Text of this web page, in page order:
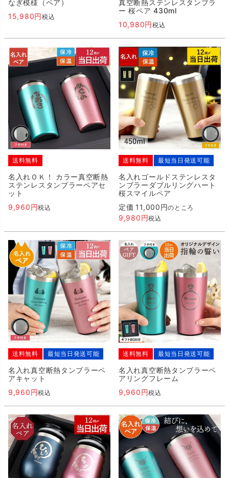
なぎ模様（ペア）
15,980
税込
真空断熱ステンレスタンブラ
ー 桜ペア 430ml
10,980
税込
送料無料
名入れＯＫ！ カラー真空断熱
ステンレスタンブラーペアセ
ット
9,960
税込
送料無料 最短当日発送可能
名入れゴールドステンレスタ
ンブラーダブルリングハート
桜スマイルペア
定価 11,000 のところ
9,980 税込
送料無料 最短当日発送可能
名入れ真空断熱タンブラーペ
アキャット
9,960
税込
送料無料 最短当日発送可能
名入れ真空断熱タンブラーペ
アリングフレーム
9,960
税込